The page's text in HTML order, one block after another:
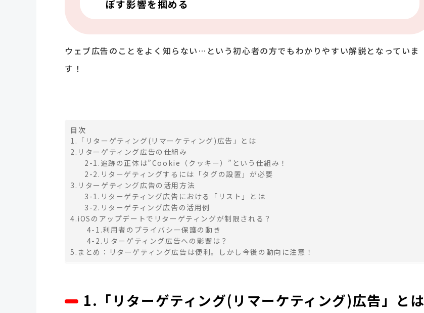
ぼす影響を掴める
ウェブ広告のことをよく知らない…という初心者の方でもわかりやすい解説となっていま
す！
目次
1.「リターゲティング(リマーケティング)広告」とは
2.リターゲティング広告の仕組み
2-1.追跡の正体は”Cookie（クッキー）”という仕組み！
2-2.リターゲティングするには「タグの設置」が必要
3.リターゲティング広告の活用方法
3-1.リターゲティング広告における「リスト」とは
3-2.リターゲティング広告の活用例
4.iOSのアップデートでリターゲティングが制限される？
4-1.利用者のプライバシー保護の動き
4-2.リターゲティング広告への影響は？
5.まとめ：リターゲティング広告は便利。しかし今後の動向に注意！
1.「リターゲティング(リマーケティング)広告」とは